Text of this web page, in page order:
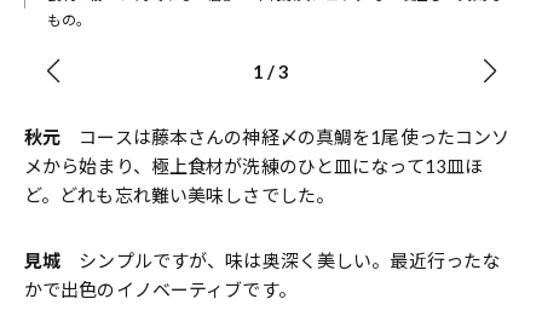
もの。
1 /3
秋元 コースは藤本さんの神経〆の真鯛を1尾使ったコンソ
メから始まり、極上食材が洗練のひと皿になって13皿ほ
ど。どれも忘れ難い美味しさでした。
見城 シンプルですが、味は奥深く美しい。最近行ったな
かで出色のイノベーティブです。